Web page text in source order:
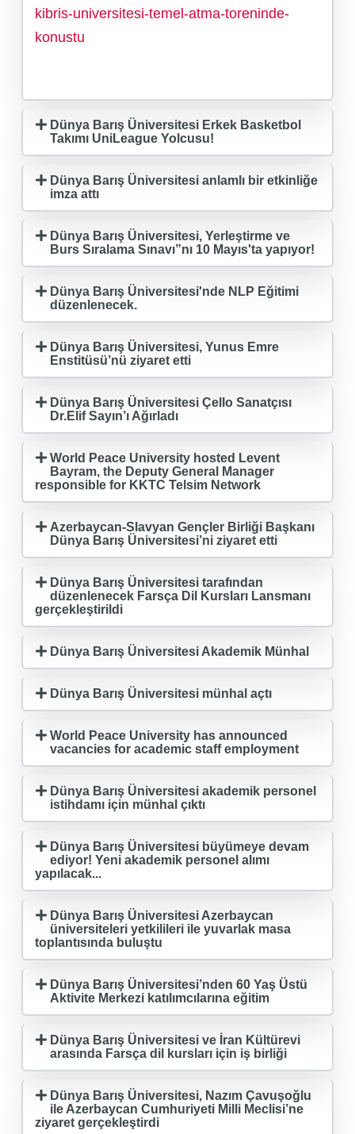
kibris-universitesi-temel-atma-toreninde-
konustu
Dünya Barış Üniversitesi Erkek Basketbol
Takımı UniLeague Yolcusu!
Dünya Barış Üniversitesi anlamlı bir etkinliğe
imza attı
Dünya Barış Üniversitesi, Yerleştirme ve
Burs Sıralama Sınavı”nı 10 Mayıs'ta yapıyor!
Dünya Barış Üniversitesi'nde NLP Eğitimi
düzenlenecek.
Dünya Barış Üniversitesi, Yunus Emre
Enstitüsü’nü ziyaret etti
Dünya Barış Üniversitesi Çello Sanatçısı
Dr.Elif Sayın’ı Ağırladı
World Peace University hosted Levent
Bayram, the Deputy General Manager
responsible for KKTC Telsim Network
Azerbaycan-Slavyan Gençler Birliği Başkanı
Dünya Barış Üniversitesi’ni ziyaret etti
Dünya Barış Üniversitesi tarafından
düzenlenecek Farsça Dil Kursları Lansmanı
gerçekleştirildi
Dünya Barış Üniversitesi Akademik Münhal
Dünya Barış Üniversitesi münhal açtı
World Peace University has announced
vacancies for academic staff employment
Dünya Barış Üniversitesi akademik personel
istihdamı için münhal çıktı
Dünya Barış Üniversitesi büyümeye devam
ediyor! Yeni akademik personel alımı
yapılacak...
Dünya Barış Üniversitesi Azerbaycan
üniversiteleri yetkilileri ile yuvarlak masa
toplantısında buluştu
Dünya Barış Üniversitesi’nden 60 Yaş Üstü
Aktivite Merkezi katılımcılarına eğitim
Dünya Barış Üniversitesi ve İran Kültürevi
arasında Farsça dil kursları için iş birliği
Dünya Barış Üniversitesi, Nazım Çavuşoğlu
ile Azerbaycan Cumhuriyeti Milli Meclisi’ne
ziyaret gerçekleştirdi